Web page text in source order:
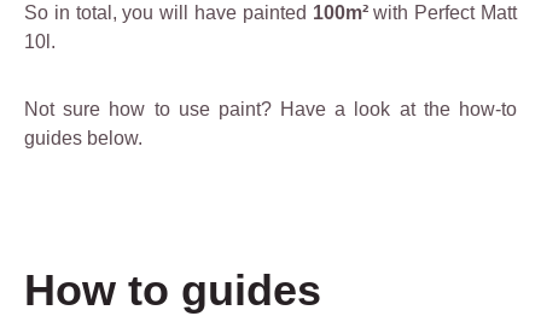
So in total, you will have painted 100m²with Perfect Matt
10l.
Not sure how to use paint? Have a look at the how-to
guides below.
How to guides